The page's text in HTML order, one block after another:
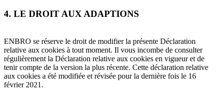
4. LE DROIT AUX ADAPTIONS
ENBRO se réserve le droit de modifier la présente Déclaration
relative aux cookies à tout moment. Il vous incombe de consulter
régulièrement la Déclaration relative aux cookies en vigueur et de
tenir compte de la version la plus récente. Cette déclaration relative
aux cookies a été modifiée et révisée pour la dernière fois le 16
février 2021.